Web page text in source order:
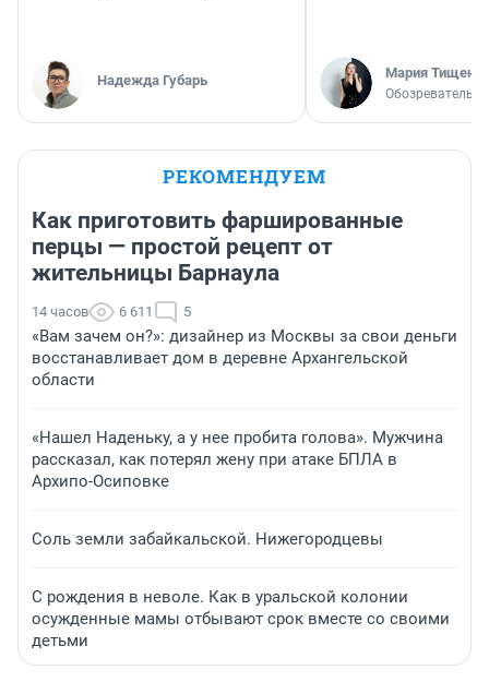
Надежда Губарь Мария Тищенко
Обозреватель
РЕКОМЕНДУЕМ
Как приготовить фаршированные
перцы — простой рецепт от
жительницы Барнаула
14 часов 6 611 5
«Вам зачем он?»: дизайнер из Москвы за свои деньги
восстанавливает дом в деревне Архангельской
области
«Нашел Наденьку, а у нее пробита голова». Мужчина
рассказал, как потерял жену при атаке БПЛА в
Архипо-Осиповке
Соль земли забайкальской. Нижегородцевы
С рождения в неволе. Как в уральской колонии
осужденные мамы отбывают срок вместе со своими
детьми